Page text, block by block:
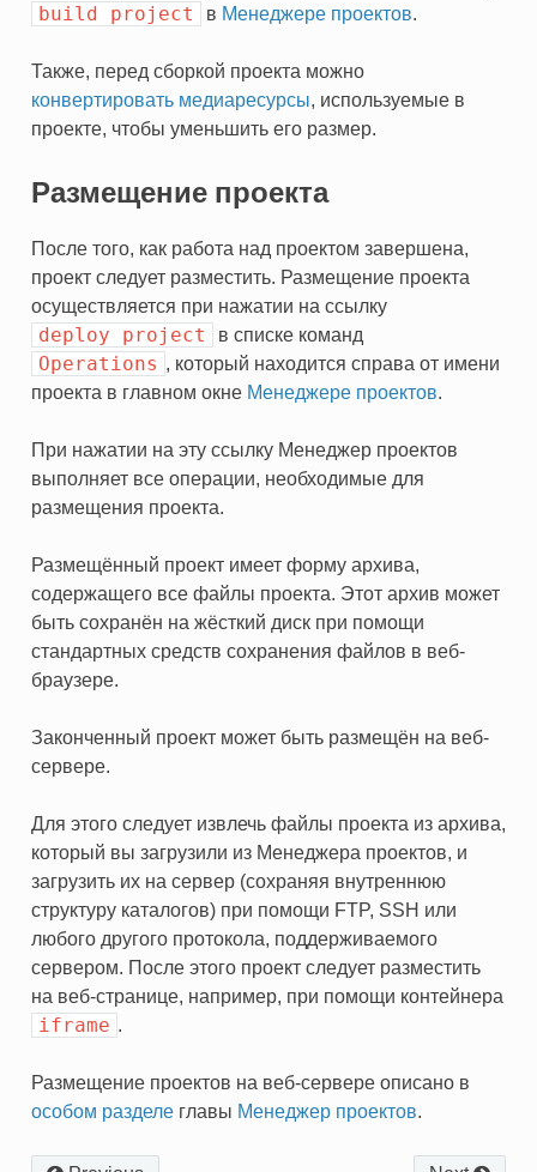
build project в Менеджере проектов.
Также, перед сборкой проекта можно
конвертировать медиаресурсы, используемые в
проекте, чтобы уменьшить его размер.
Размещение проекта
После того, как работа над проектом завершена,
проект следует разместить. Размещение проекта
осуществляется при нажатии на ссылку
deploy project в списке команд
Operations , который находится справа от имени
проекта в главном окне Менеджере проектов.
При нажатии на эту ссылку Менеджер проектов
выполняет все операции, необходимые для
размещения проекта.
Размещённый проект имеет форму архива,
содержащего все файлы проекта. Этот архив может
быть сохранён на жёсткий диск при помощи
стандартных средств сохранения файлов в веб-
браузере.
Законченный проект может быть размещён на веб-
сервере.
Для этого следует извлечь файлы проекта из архива,
который вы загрузили из Менеджера проектов, и
загрузить их на сервер (сохраняя внутреннюю
структуру каталогов) при помощи FTP, SSH или
любого другого протокола, поддерживаемого
сервером. После этого проект следует разместить
на веб-странице, например, при помощи контейнера
iframe .
Размещение проектов на веб-сервере описано в
особом разделеглавы Менеджер проектов.